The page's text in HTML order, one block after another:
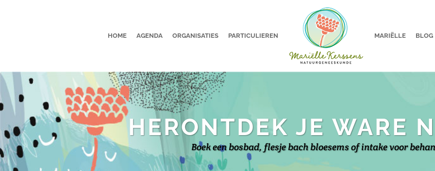
HOME AGENDA ORGANISATIES PARTICULIEREN MARIËLLE BLOG
HERONTDEK JE WARE
Boek een bosbad, flesje bach bloesems of intake voor